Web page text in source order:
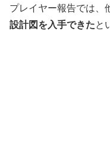
プレイヤー報告では、
設計図を入手できたと